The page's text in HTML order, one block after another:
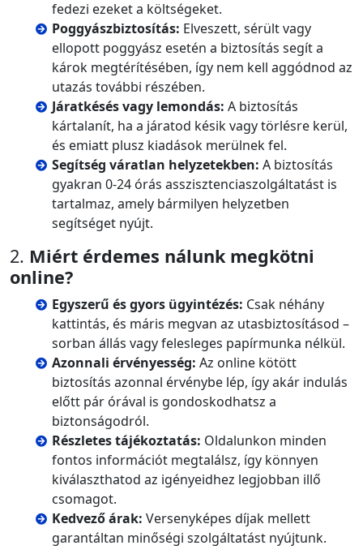
fedezi ezeket a költségeket.
Poggyászbiztosítás: Elveszett, sérült vagy
ellopott poggyász esetén a biztosítás segít a
károk megtérítésében, így nem kell aggódnod az
utazás további részében.
Járatkésés vagy lemondás: A biztosítás
kártalanít, ha a járatod késik vagy törlésre kerül,
és emiatt plusz kiadások merülnek fel.
Segítség váratlan helyzetekben: A biztosítás
gyakran 0-24 órás asszisztenciaszolgáltatást is
tartalmaz, amely bármilyen helyzetben
segítséget nyújt.
2. Miért érdemes nálunk megkötni
online?
Egyszerű és gyors ügyintézés: Csak néhány
kattintás, és máris megvan az utasbiztosításod –
sorban állás vagy felesleges papírmunka nélkül.
Azonnali érvényesség: Az online kötött
biztosítás azonnal érvénybe lép, így akár indulás
előtt pár órával is gondoskodhatsz a
biztonságodról.
Részletes tájékoztatás: Oldalunkon minden
fontos információt megtalálsz, így könnyen
kiválaszthatod az igényeidhez legjobban illő
csomagot.
Kedvező árak: Versenyképes díjak mellett
garantáltan minőségi szolgáltatást nyújtunk.